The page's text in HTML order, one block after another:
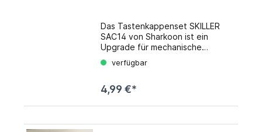
Das Tastenkappenset SKILLER
SAC14 von Sharkoon ist ein
Upgrade für mechanische
Tastaturen, das dank der
Verwendung von PBT-Kunststoff
Die robuste Bauweise verringert
verfügbar
4,99 €*